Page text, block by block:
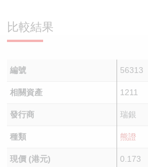
比較結果
編號 56313
相關資產 1211
發行商 瑞銀
種類 熊證
現價 (港元) 0.173
認股證文件及公告
認股證文件及公告 (瑞信)
牛熊證分析儀
牛熊證速算機
牛熊證文件及公告 (瑞信)
AH 股價對照
即市板塊表現
收市競價變化